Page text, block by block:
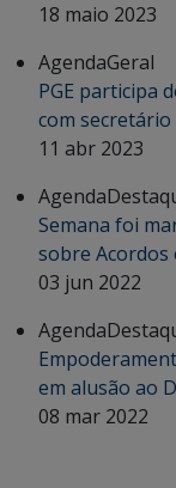
18 maio 2023
AgendaGeral
PGE participa
com secretário
11 abr 2023
Agenda
Semana foi
sobre Acordos
03 jun 2022
Agenda
em alusão ao
08 mar 2022